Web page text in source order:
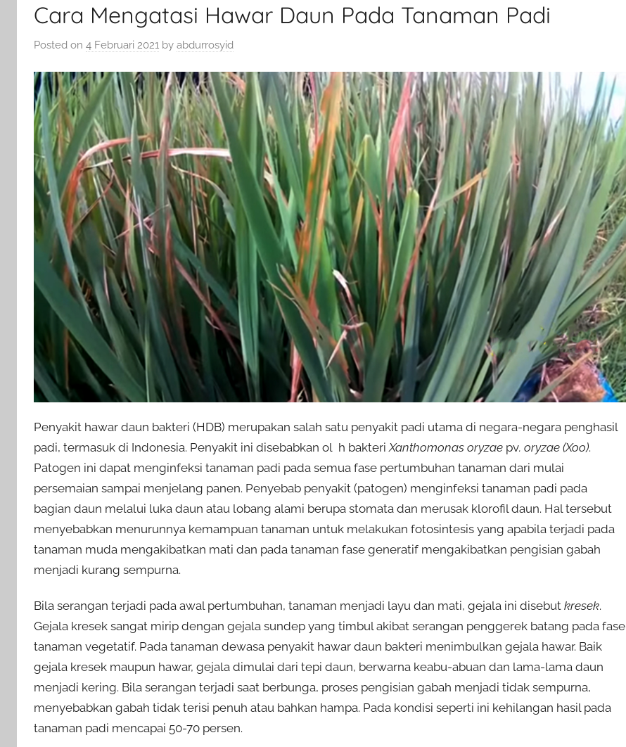
Cara Mengatasi Hawar Daun Pada Tanaman Padi
Posted on 4 Februari 2021 by abdurrosyid
Penyakit hawar daun bakteri (HDB) merupakan salah satu penyakit padi utama di negara-negara penghasil
padi, termasuk di Indonesia. Penyakit ini disebabkan ol h bakteriXanthomonas oryzae pv. oryzae (Xoo).
Patogen ini dapat menginfeksi tanaman padi pada semua fase pertumbuhan tanaman dari mulai
persemaian sampai menjelang panen. Penyebab penyakit (patogen) menginfeksi tanaman padi pada
bagian daun melalui luka daun atau lobang alami berupa stomata dan merusak klorofil daun. Hal tersebut
menyebabkan menurunnya kemampuan tanaman untuk melakukan fotosintesis yang apabila terjadi pada
tanaman muda mengakibatkan mati dan pada tanaman fase generatif mengakibatkan pengisian gabah
menjadi kurang sempurna.
Bila serangan terjadi pada awal pertumbuhan, tanaman menjadi layu dan mati, gejala ini disebut kresek.
Gejala kresek sangat mirip dengan gejala sundep yang timbul akibat serangan penggerek batang pada fase
tanaman vegetatif. Pada tanaman dewasa penyakit hawar daun bakteri menimbulkan gejala hawar. Baik
gejala kresek maupun hawar, gejala dimulai dari tepi daun, berwarna keabu-abuan dan lama-lama daun
menjadi kering. Bila serangan terjadi saat berbunga, proses pengisian gabah menjadi tidak sempurna,
menyebabkan gabah tidak terisi penuh atau bahkan hampa. Pada kondisi seperti ini kehilangan hasil pada
tanaman padi mencapai 50-70 persen.